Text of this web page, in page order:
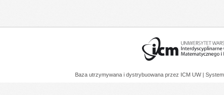
Baza utrzymywana i dystrybuowana przez ICM UW |